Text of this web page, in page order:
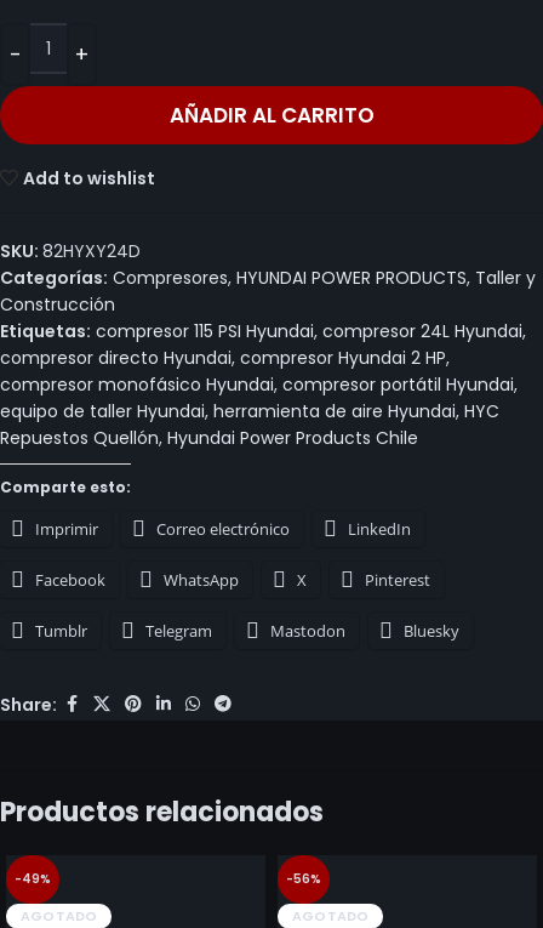
AÑADIR AL CARRITO
Add to wishlist
SKU: 82HYXY24D
Categorías: Compresores, HYUNDAI POWER PRODUCTS, Taller y
Construcción
Etiquetas: compresor 115 PSI Hyundai, compresor 24L Hyundai,
compresor directo Hyundai, compresor Hyundai 2 HP,
compresor monofásico Hyundai, compresor portátil Hyundai,
equipo de taller Hyundai, herramienta de aire Hyundai, HYC
Repuestos Quellón, Hyundai Power Products Chile
Comparte esto:
Imprimir Correo electrónico LinkedIn
Facebook WhatsApp X Pinterest
Tumblr Telegram Mastodon Bluesky
Share:
Productos relacionados
-49%
AGOTADO
-56%
AGOTADO